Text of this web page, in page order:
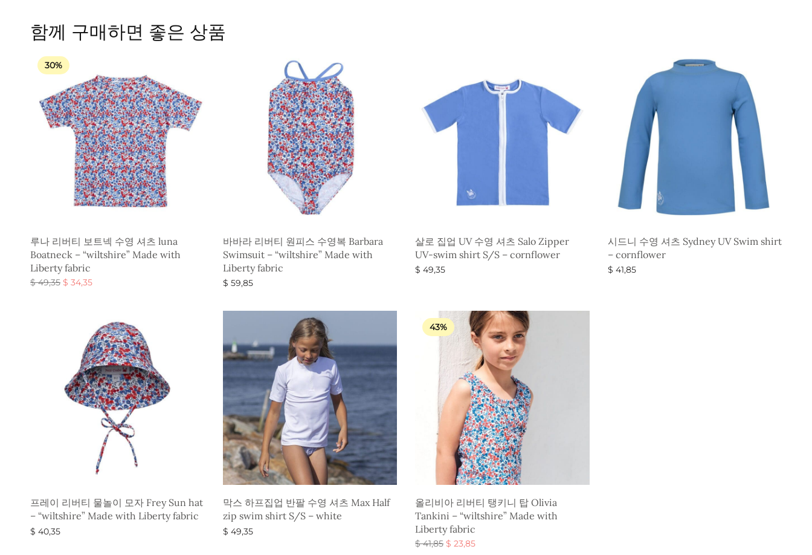
함께 구매하면 좋은 상품
30%
루나 리버티 보트넥 수영 셔츠 luna
Boatneck – “wiltshire” Made with
Liberty fabric
$49,35 원래 가
$ 34,35현재 가
바바라 리버티 원피스 수영복 Barbara
Swimsuit – “wiltshire” Made with
Liberty fabric
$ 59,85
살로 집업 UV 수영 셔츠 Salo Zipper
UV-swim shirt S/S – cornflower
$ 49,35
시드니 수영 셔츠 Sydney UV Swim shirt
– cornflower
$ 41,85
프레이 리버티 물놀이 모자 Frey Sun hat
– “wiltshire” Made with Liberty fabric
$ 40,35
막스 하프집업 반팔 수영 셔츠 Max Half
zip swim shirt S/S – white
$ 49,35
43%
올리비아 리버티 탱키니 탑 Olivia
Tankini – “wiltshire” Made with
Liberty fabric
$41,85 원래 가
$ 23,85현재 가